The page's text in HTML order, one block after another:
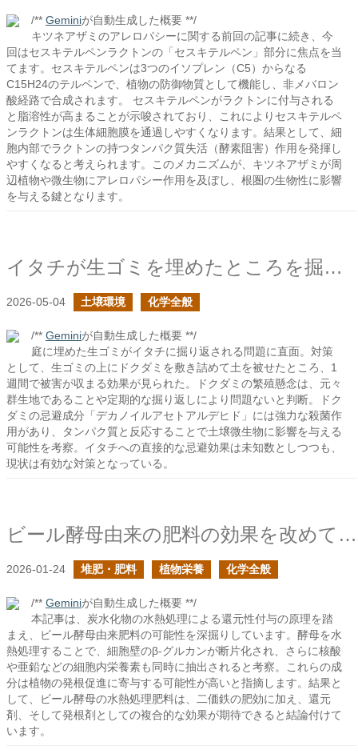
/** Geminiが自動生成した概要 **/
キツネアザミのアレロパシーに関する前回の記事に続き、今
回はセスキテルペンラクトンの「セスキテルペン」部分に焦点を当
てます。セスキテルペンは3つのイソプレン（C5）からなる
C15H24のテルペンで、植物の防御物質として機能し、非メバロン
酸経路で合成されます。 セスキテルペンがラクトンに付与される
と脂溶性が高まることが示唆されており、これによりセスキテルペ
ンラクトンは生体細胞膜を通過しやすくなります。結果として、細
胞内部でラクトンの持つタンパク質失活（酵素阻害）作用を発揮し
やすくなると考えられます。このメカニズムが、キツネアザミが周
辺植物や微生物にアレロパシー作用を及ぼし、根圏の生物性に影響
を与える鍵となります。
イタチが生ゴミを埋めたところを掘り返すので、ドクダミの臭いでどうにか出来ないか
2026-05-04 土壌環境 化学全般
/** Geminiが自動生成した概要 **/
庭に埋めた生ゴミがイタチに掘り返される問題に直面。対策
として、生ゴミの上にドクダミを敷き詰めて土を被せたところ、1
週間で被害が収まる効果が見られた。ドクダミの繁殖懸念は、元々
群生地であることや定期的な掘り返しにより問題ないと判断。ドク
ダミの忌避成分「デカノイルアセトアルデヒド」には強力な殺菌作
用があり、タンパク質と反応することで土壌微生物に影響を与える
可能性を考察。イタチへの直接的な忌避効果は未知数としつつも、
現状は有効な対策となっている。
ビール酵母由来の肥料の効果を改めて考えてみた
2026-01-24 堆肥・肥料 植物栄養 化学全般
/** Geminiが自動生成した概要 **/
本記事は、炭水化物の水熱処理による還元性付与の原理を踏
まえ、ビール酵母由来肥料の可能性を深掘りしています。酵母を水
熱処理することで、細胞壁のβ-グルカンが断片化され、さらに核酸
や亜鉛などの細胞内栄養素も同時に抽出されると考察。これらの成
分は植物の発根促進に寄与する可能性が高いと指摘します。結果と
して、ビール酵母の水熱処理肥料は、二価鉄の肥効に加え、還元
剤、そして発根剤としての複合的な効果が期待できると結論付けて
います。